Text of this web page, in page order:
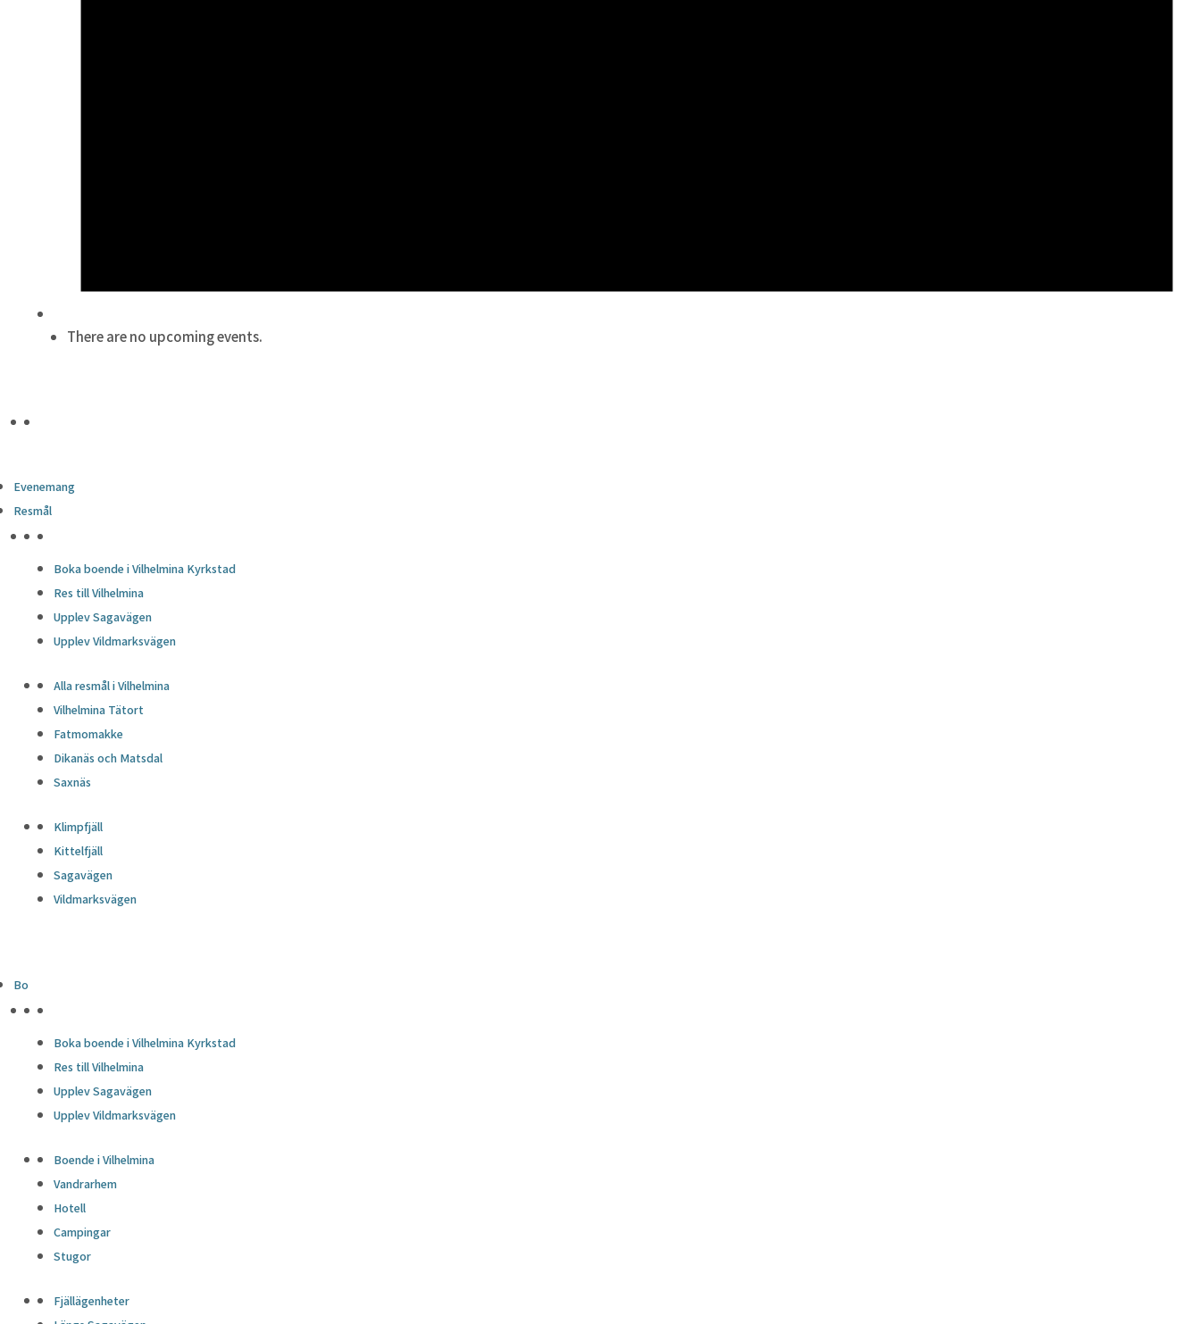
There are no upcoming events.
Evenemang
Resmål
Boka boende i Vilhelmina Kyrkstad
Res till Vilhelmina
Upplev Sagavägen
Upplev Vildmarksvägen
Alla resmål i Vilhelmina
Vilhelmina Tätort
Fatmomakke
Dikanäs och Matsdal
Saxnäs
Klimpfjäll
Kittelfjäll
Sagavägen
Vildmarksvägen
Bo
Boka boende i Vilhelmina Kyrkstad
Res till Vilhelmina
Upplev Sagavägen
Upplev Vildmarksvägen
Boende i Vilhelmina
Vandrarhem
Hotell
Campingar
Stugor
Fjällägenheter